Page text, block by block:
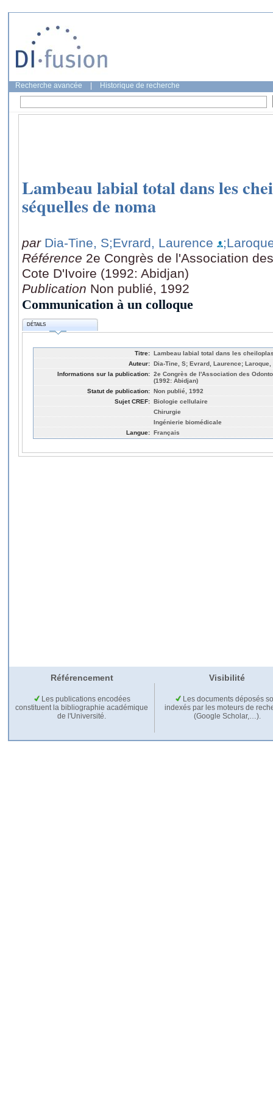
Recherche avancée Historique de recherche
Lambeau labial total dans les
séquelles de noma
par Dia-Tine, S;Evrard, Laurence
Référence 2e Congrès de l'Association
Cote D'Ivoire (1992: Abidjan)
Publication Non publié, 1992
Communication à un colloque
DÉTAILS
Titre: Lambeau labial total dans les
Auteur: Dia-Tine, S; Evrard, Laurence; Laroque,
Informations sur la publication: 2e Congrès de l'Association des
(1992: Abidjan)
Statut de publication: Non publié, 1992
Sujet CREF: Biologie cellulaire
Chirurgie
Ingénierie biomédicale
Langue: Français
Référencement Visibilité
Les publications encodées
constituent la bibliographie académique
de l'Université.
Les documents déposés
indexés par les moteurs de
(Google Scholar,…).